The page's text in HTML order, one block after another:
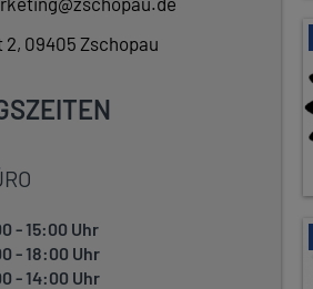
09405 Zschopau
- 15:00 Uhr
- 18:00 Uhr
- 14:00 Uhr